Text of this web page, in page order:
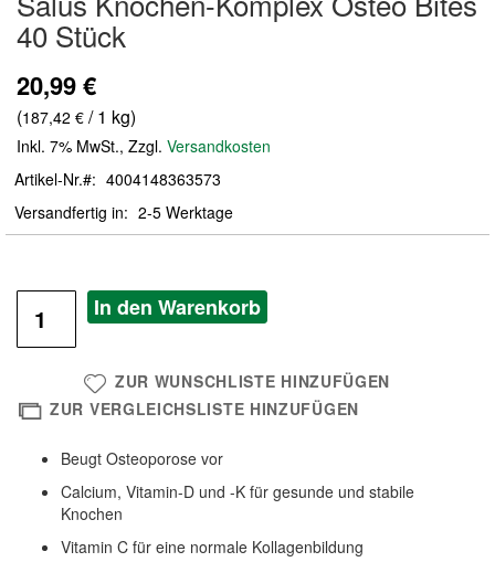
der
Bildergalerie
40 Stück
20,99 €
(187,42 € / 1 kg)
Inkl. 7% MwSt., Zzgl. Versandkosten
Artikel-Nr.
4004148363573
Versandfertig in
2-5 Werktage
In den Warenkorb
ZUR WUNSCHLISTE HINZUFÜGEN
ZUR VERGLEICHSLISTE HINZUFÜGEN
Beugt Osteoporose vor
Calcium, Vitamin-D und -K für gesunde und stabile
Knochen
Vitamin C für eine normale Kollagenbildung